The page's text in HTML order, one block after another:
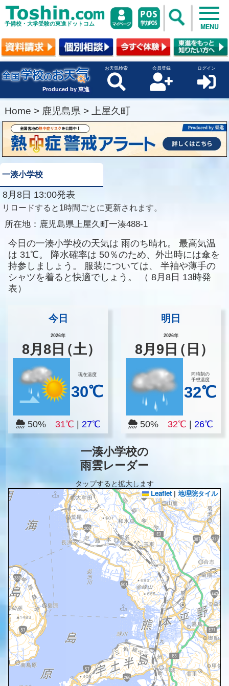
予備校・大学受験の東進ドットコム MENU
Produced by 東進
お天気検索 会員登録 ログイン
Home > 鹿児島県 > 上屋久町
一湊小学校
8月8日 13:00発表
リロードすると1時間ごとに更新されます。
所在地： 鹿児島県上屋久町一湊488-1
今日の一湊小学校の天気は 雨のち晴れ。
最高気温
は 31℃。 降水確率は 50％のため、外出時には傘を
持参しましょう。
服装については、
半袖や薄手の
シャツを着ると快適でしょう。
（ 8月8日 13時発
表）
今日
2026年
8月8 日（土）
現在温度
30℃
50% 31℃ 27℃
明日
2026年
8月 9 日（日）
同時刻の
予想温度
32℃
50% 32℃ |26℃
一湊小学校の
雨雲レーダー
タップすると拡大します
Leaflet | 地理院タイル